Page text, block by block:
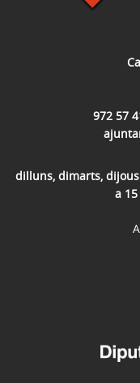
972 57
dilluns, dimarts,
a